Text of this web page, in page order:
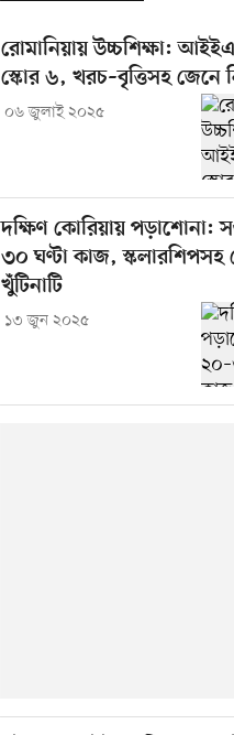
রোমানিয়ায় উচ্চশিক্ষা:
স্কোর ৬, খরচ–বৃত্তিসহ জেনে
০৬ জুলাই ২০২৫
দক্ষিণ কোরিয়ায় পড়াশোনা:
৩০ ঘণ্টা কাজ, স্কলারশিপসহ
খুঁটিনাটি
১৩ জুন ২০২৫